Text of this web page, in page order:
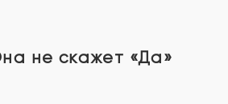
не скажет «Да»